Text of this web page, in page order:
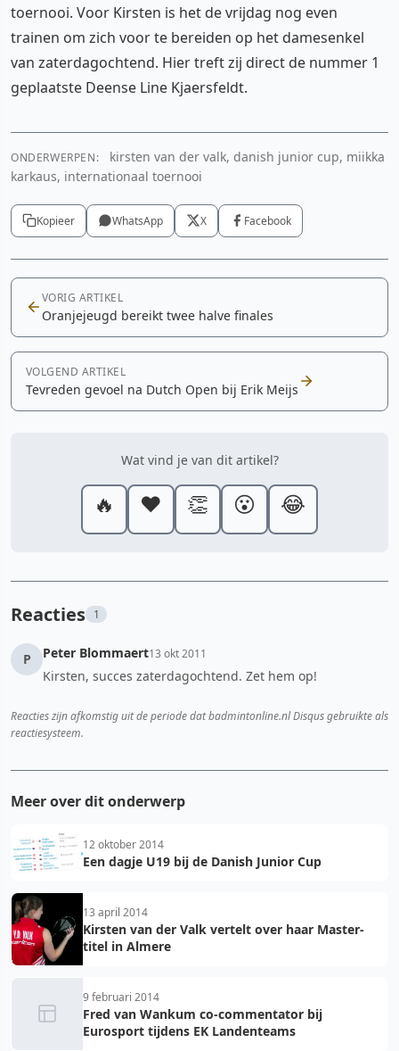
toernooi. Voor Kirsten is het de vrijdag nog even
trainen om zich voor te bereiden op het damesenkel
van zaterdagochtend. Hier treft zij direct de nummer 1
geplaatste Deense Line Kjaersfeldt.
ONDERWERPEN:
kirsten van der valk, danish junior cup, miikka
karkaus, internationaal toernooi
Kopieer WhatsApp X Facebook
VORIG ARTIKEL
Oranjejeugd bereikt twee halve finales
VOLGEND ARTIKEL
Tevreden gevoel na Dutch Open bij Erik Meijs
Wat vind je van dit artikel?
🔥 ❤️ 👏 😮 😂
Reacties 1
P Peter Blommaert13 okt 2011
Kirsten, succes zaterdagochtend. Zet hem op!
Reacties zijn afkomstig uit de periode dat badmintonline.nl Disqus gebruikte als
reactiesysteem.
Meer over dit onderwerp
12 oktober 2014
Een dagje U19 bij de Danish Junior Cup
13 april 2014
Kirsten van der Valk vertelt over haar Master-
titel in Almere
9 februari 2014
Fred van Wankum co-commentator bij
Eurosport tijdens EK Landenteams